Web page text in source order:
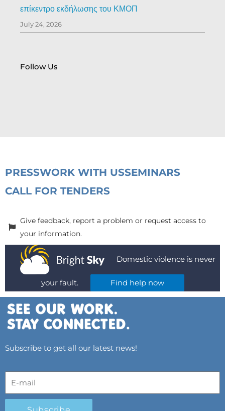
επίκεντρο εκδήλωσης του ΚΜΟΠ
July 24, 2026
Follow Us
PRESSWORK WITH USSEMINARS
CALL FOR TENDERS
Give feedback, report a problem or request access to
your information.
Domestic violence is never
your fault. Find help now
Subscribe to get all our latest news!